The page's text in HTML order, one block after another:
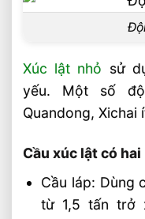
Lốp máy
chất lượng
Liên hệ
Bài Viết
Trường
Chọn Tải
Trọng
Xúc lật nhỏ sử
yếu. Một số
Quandong, Xichai
Cầu xúc lật có
Cầu láp: Dùng
từ 1,5 tấn trở